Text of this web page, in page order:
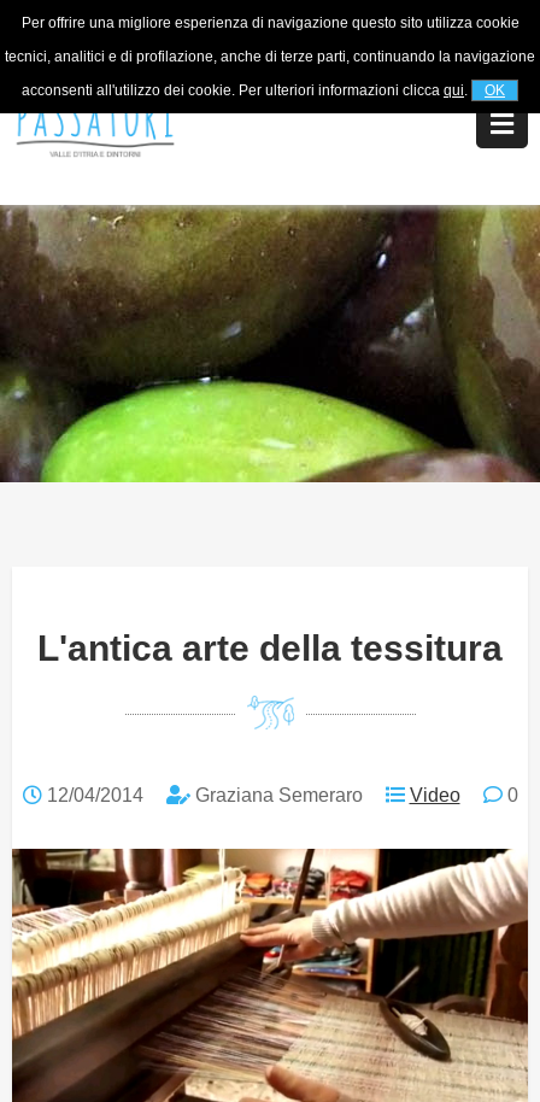
Per offrire una migliore esperienza di navigazione questo sito utilizza cookie
tecnici, analitici e di profilazione, anche di terze parti, continuando la navigazione
acconsenti all'utilizzo dei cookie. Per ulteriori informazioni clicca qui. OK
Per informazioni+39 320 5753268
L'antica arte della tessitura
12/04/2014 Graziana Semeraro Video 0